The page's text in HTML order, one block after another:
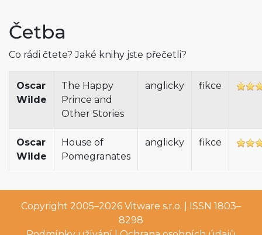
Četba
Co rádi čtete? Jaké knihy jste přečetli?
Oscar
Wilde
The Happy
Prince and
Other Stories
anglicky fikce
Oscar
Wilde
House of
Pomegranates
anglicky fikce
Copyright 2005–2026 Vitware s.r.o. | ISSN 1803–
8298